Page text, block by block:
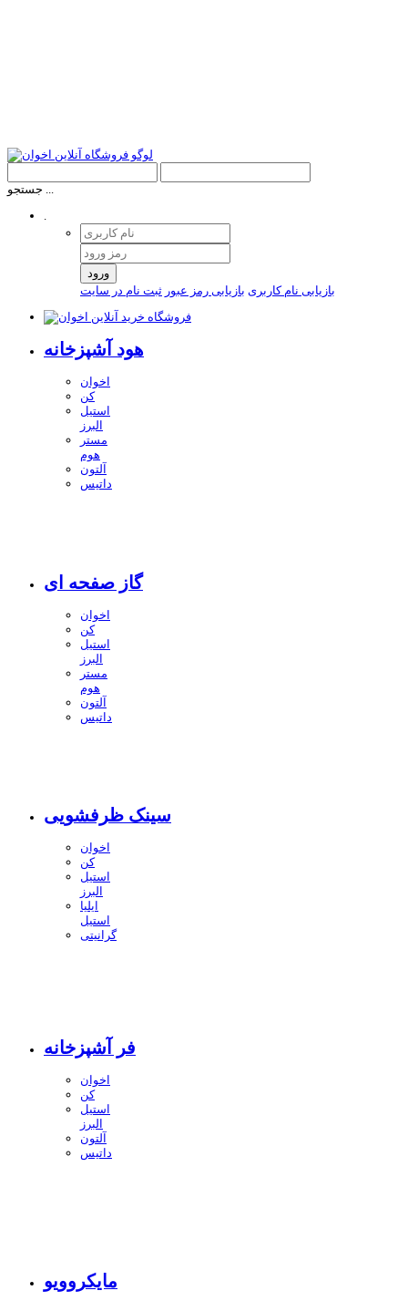
جستجو ...
.
ورود
بازیابی نام کاربری بازیابی رمز عبور ثبت نام در سایت
هود آشپزخانه
اخوان
کن
استیل
البرز
مستر
هوم
آلتون
داتیس
گاز صفحه ای
اخوان
کن
استیل
البرز
مستر
هوم
آلتون
داتیس
سینک ظرفشویی
اخوان
کن
استیل
البرز
ایلیا
استیل
گرانیتی
فر آشپزخانه
اخوان
کن
استیل
البرز
آلتون
داتیس
مایکروویو